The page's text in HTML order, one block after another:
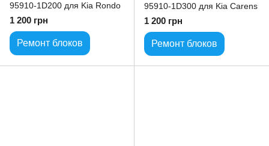
95910-1D200 для Kia Rondo
1 200 грн
Ремонт блоков
95910-1D300 для Kia Carens
1 200 грн
Ремонт блоков